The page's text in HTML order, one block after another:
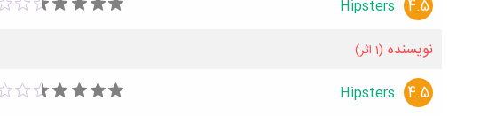
کودکی Valeriy Todorovskiy می‌دانید حتما برای ما ارسال کنید.
4.5
Hipsters
نویسنده (1 اثر)
4.5
Hipsters